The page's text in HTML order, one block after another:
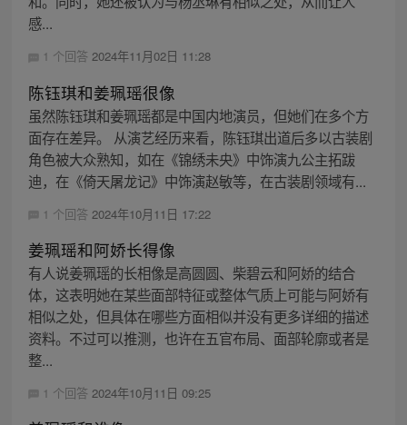
感...
1 个回答 2024年11月02日 11:28
陈钰琪和姜珮瑶很像
虽然陈钰琪和姜珮瑶都是中国内地演员，但她们在多个方
面存在差异。 从演艺经历来看，陈钰琪出道后多以古装剧
角色被大众熟知，如在《锦绣未央》中饰演九公主拓跋
迪，在《倚天屠龙记》中饰演赵敏等，在古装剧领域有...
1 个回答 2024年10月11日 17:22
姜珮瑶和阿娇长得像
有人说姜珮瑶的长相像是高圆圆、柴碧云和阿娇的结合
体，这表明她在某些面部特征或整体气质上可能与阿娇有
相似之处，但具体在哪些方面相似并没有更多详细的描述
资料。不过可以推测，也许在五官布局、面部轮廓或者是
整...
1 个回答 2024年10月11日 09:25